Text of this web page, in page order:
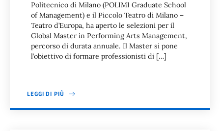
Politecnico di Milano (POLIMI Graduate School
of Management) e il Piccolo Teatro di Milano –
Teatro d’Europa, ha aperto le selezioni per il
Global Master in Performing Arts Management,
percorso di durata annuale. Il Master si pone
l’obiettivo di formare professionisti di […]
LEGGI DI PIÙ